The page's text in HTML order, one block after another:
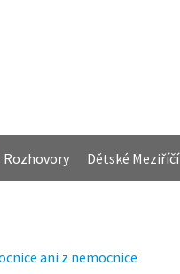
Rozhovory Dětské Meziříčí
ani z nemocnice